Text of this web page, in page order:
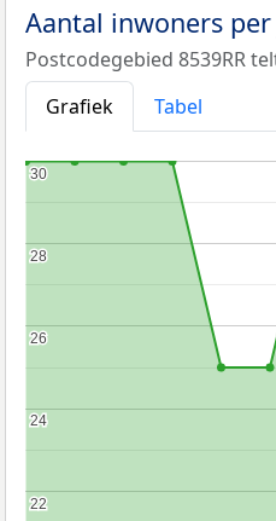
Aantal inwoners
Postcodegebied 8539RR
Grafiek
Tabel
22
22
24
24
26
26
28
28
30
30